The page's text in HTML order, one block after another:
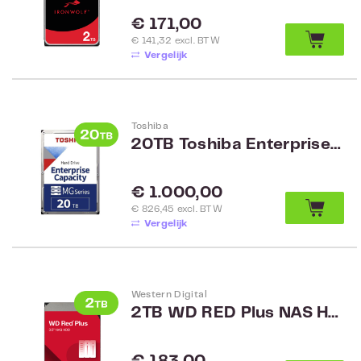
Normale prijs:
€ 171,00
€ 141,32 excl. BTW
Vergelijk
Toshiba
20TB Toshiba Enterprise MG10ACA20TE
Normale prijs:
€ 1.000,00
€ 826,45 excl. BTW
Vergelijk
Western Digital
2TB WD RED Plus NAS HDD WD20EFPX